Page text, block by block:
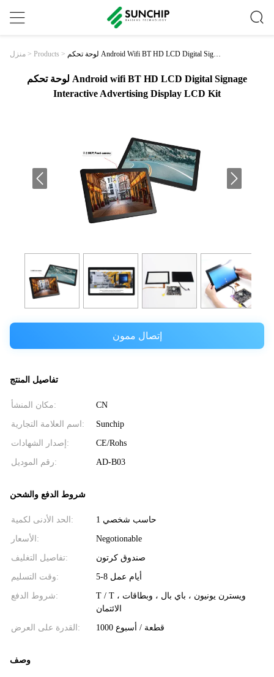
منزل > Products > لوحة تحكم Android Wifi BT HD LCD Digital Signag
لوحة تحكم Android wifi BT HD LCD Digital Signage
Interactive Advertising Display LCD Kit
إتصال ممون
تفاصيل المنتج
مكان المنشأ: CN
اسم العلامة التجارية: Sunchip
إصدار الشهادات: CE/Rohs
رقم الموديل: AD-B03
شروط الدفع والشحن
الحد الأدنى لكمية: حاسب شخصي 1
الأسعار: Negotionable
تفاصيل التغليف: صندوق كرتون
وقت التسليم: 5-8 أيام عمل
شروط الدفع:
T / T ، ويسترن يونيون ، باي بال ، وبطاقات
الائتمان
القدرة على العرض: 1000 قطعة / أسبوع
وصف